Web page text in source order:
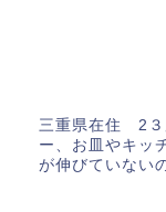
三重県在住 2３
ー、お皿やキッ
が伸びていない